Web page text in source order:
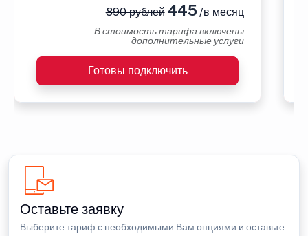
890 рублей445 /в месяц
В стоимость тарифа включены
дополнительные услуги
Готовы подключить
Оставьте заявку
Выберите тариф с необходимыми Вам опциями и оставьте